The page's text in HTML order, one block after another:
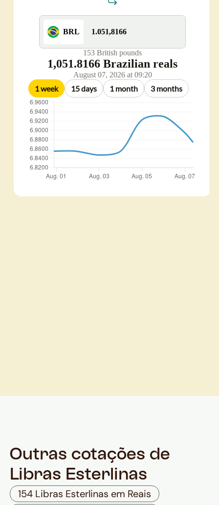
Outras cotações de
Libras Esterlinas
154 Libras Esterlinas em Reais